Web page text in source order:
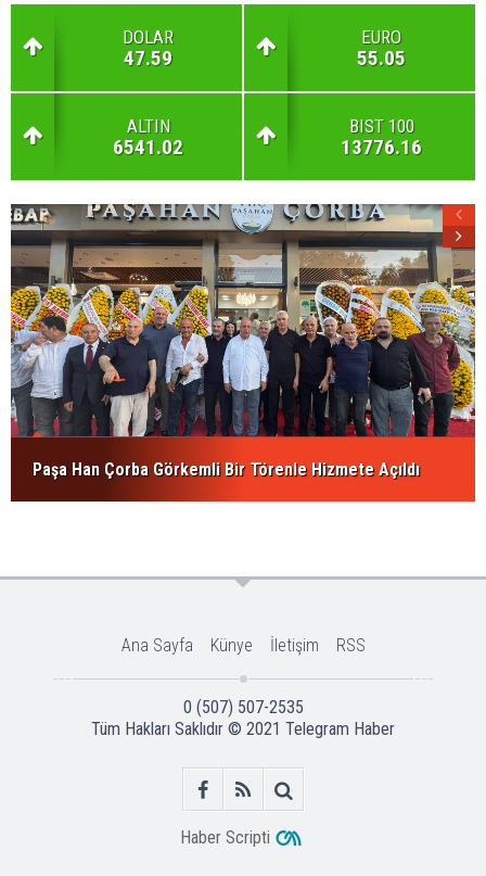
DOLAR
47.59
EURO
55.05
ALTIN
6541.02
BIST 100
13776.16
Paşa Han Çorba Görkemli Bir Törenle Hizmete Açıldı
Ana Sayfa Künye İletişim RSS
0 (507) 507-2535
Tüm Hakları Saklıdır © 2021 Telegram Haber
Haber Scripti